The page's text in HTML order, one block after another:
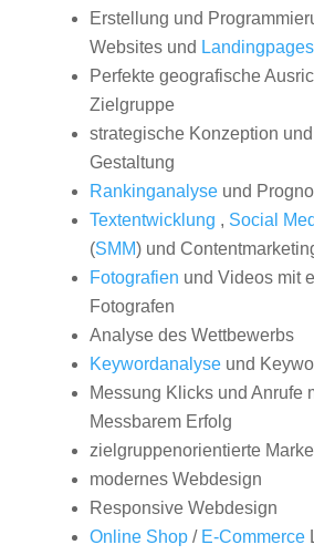
Erstellung und
Websites und Landingpages
Perfekte geografische
Zielgruppe
strategische Konzeption
Gestaltung
Rankinganalyseund
Textentwicklung , Social
(SMM) und
Fotografien und Videos mit
Fotografen
Analyse des Wettbewerbs
Keywordanalyseund
Messung Klicks und Anrufe
Messbarem Erfolg
zielgruppenorientierte
modernes Webdesign
Responsive Webdesign
Online Shop/ E-Commerce